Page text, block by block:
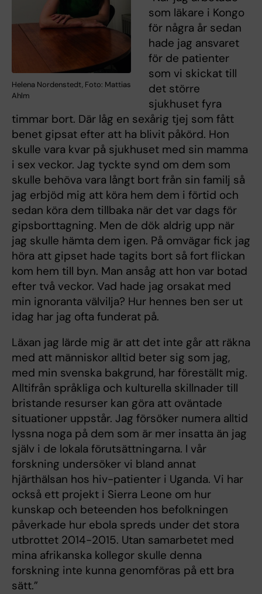
Helena Nordenstedt, Foto: Mattias
Ahlm
som läkare i Kongo
för några år sedan
hade jag ansvaret
för de patienter
som vi skickat till
det större
sjukhuset fyra
timmar bort. Där låg en sexårig tjej som fått
benet gipsat efter att ha blivit påkörd. Hon
skulle vara kvar på sjukhuset med sin mamma
i sex veckor. Jag tyckte synd om dem som
skulle behöva vara långt bort från sin familj så
jag erbjöd mig att köra hem dem i förtid och
sedan köra dem tillbaka när det var dags för
gipsborttagning. Men de dök aldrig upp när
jag skulle hämta dem igen. På omvägar fick jag
höra att gipset hade tagits bort så fort flickan
kom hem till byn. Man ansåg att hon var botad
efter två veckor. Vad hade jag orsakat med
min ignoranta välvilja? Hur hennes ben ser ut
idag har jag ofta funderat på.
Läxan jag lärde mig är att det inte går att räkna
med att människor alltid beter sig som jag,
med min svenska bakgrund, har föreställt mig.
Alltifrån språkliga och kulturella skillnader till
bristande resurser kan göra att oväntade
situationer uppstår. Jag försöker numera alltid
lyssna noga på dem som är mer insatta än jag
själv i de lokala förutsättningarna. I vår
forskning undersöker vi bland annat
hjärthälsan hos hiv-patienter i Uganda. Vi har
också ett projekt i Sierra Leone om hur
kunskap och beteenden hos befolkningen
påverkade hur ebola spreds under det stora
utbrottet 2014-2015. Utan samarbetet med
mina afrikanska kollegor skulle denna
forskning inte kunna genomföras på ett bra
sätt.”